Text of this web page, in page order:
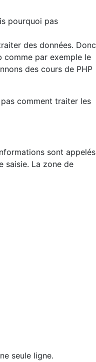
pourquoi pas
des données. Donc
comme par exemple le
des cours de PHP
comment traiter les
sont appelés
saisie. La zone de
seule ligne.